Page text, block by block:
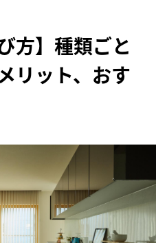
方】種類ごと
リット、おす